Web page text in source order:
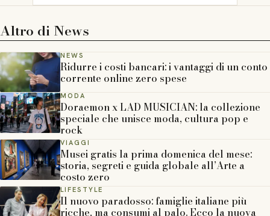
Altro di News
NEWS
Ridurre i costi bancari: i vantaggi di un conto
corrente online zero spese
MODA
Doraemon x LAD MUSICIAN: la collezione
speciale che unisce moda, cultura pop e
rock
VIAGGI
Musei gratis la prima domenica del mese:
storia, segreti e guida globale all’Arte a
costo zero
LIFESTYLE
Il nuovo paradosso: famiglie italiane più
ricche, ma consumi al palo. Ecco la nuova